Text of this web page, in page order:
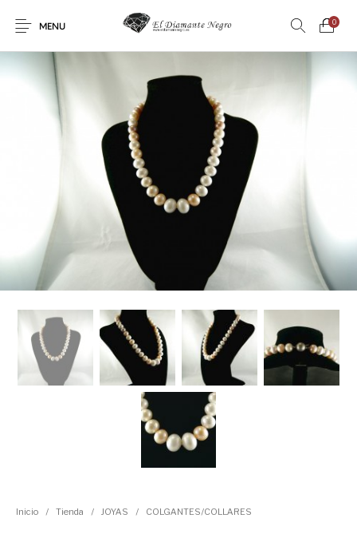
MENU
0
En oferta ! DECORACIÓN
ESOTERISMO FÓSILES JOYAS METEORITOS
CONSUMO
Inicio / Tienda / JOYAS / COLGANTES/COLLARES